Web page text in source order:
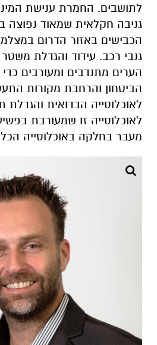
לתושבים. החמרת ענישת
גניבה חקלאית שמאוד נפוצה
הכבישים באזור הדרום
גנבי רכב. עידוד והגדלת משטר
הערים מתנדבים ומעורבים
הביטחון והרחבת מקורות
לאוכלוסייה הבדואית והגדלת
לאוכלוסייה זו שמעורבת
מעבר בחלקה באוכלוסייה